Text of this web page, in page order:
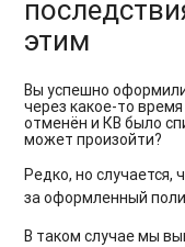
этим
Вы успешно
через какое-то
отменён и КВ было
может произойти?
Редко, но случается,
за оформленный
В таком случае мы